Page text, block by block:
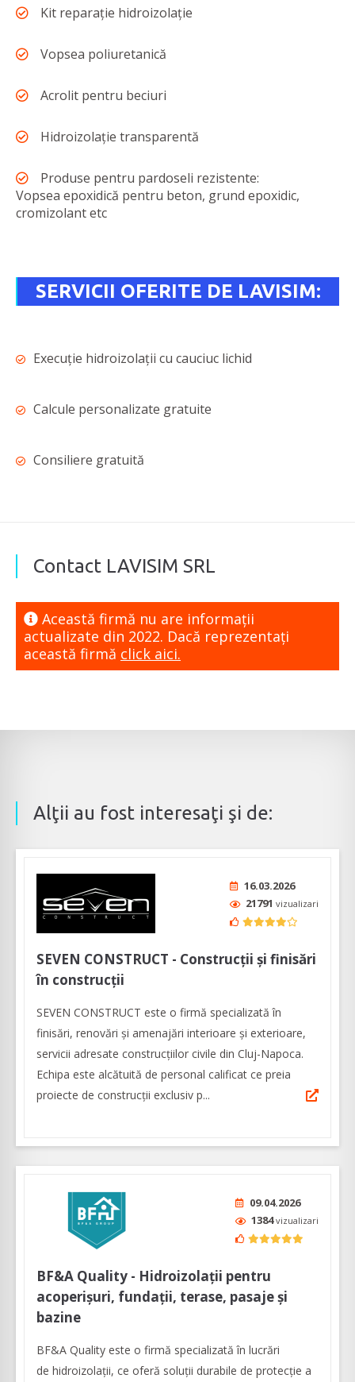
Kit reparație hidroizolație
Vopsea poliuretanică
Acrolit pentru beciuri
Hidroizolație transparentă
Produse pentru pardoseli rezistente:
Vopsea epoxidică pentru beton, grund epoxidic,
cromizolant etc
SERVICII OFERITE DE LAVISIM:
Execuție hidroizolații cu cauciuc lichid
Calcule personalizate gratuite
Consiliere gratuită
Contact LAVISIM SRL
Această firmă nu are informaţii
actualizate din 2022. Dacă reprezentaţi
această firmă click aici.
Alţii au fost interesaţi şi de:
16.03.2026
21791 vizualizari
SEVEN CONSTRUCT - Construcții și finisări
în construcții
SEVEN CONSTRUCT este o firmă specializată în
finisări, renovări și amenajări interioare și exterioare,
servicii adresate construcțiilor civile din Cluj-Napoca.
Echipa este alcătuită de personal calificat ce preia
proiecte de construcţii exclusiv p...
09.04.2026
1384vizualizari
BF&A Quality - Hidroizolații pentru
acoperișuri, fundații, terase, pasaje și
bazine
BF&A Quality este o firmă specializată în lucrări
de hidroizolații, ce oferă soluții durabile de protecție a